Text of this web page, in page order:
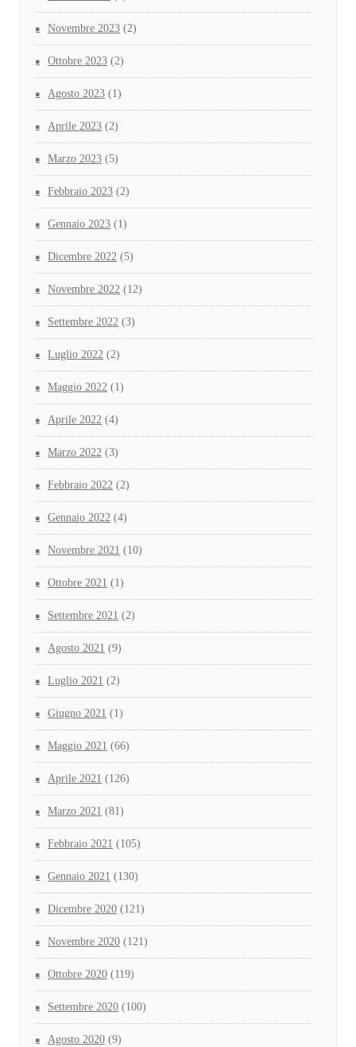
Novembre 2023 (2)
Ottobre 2023 (2)
Agosto 2023 (1)
Aprile 2023 (2)
Marzo 2023 (5)
Febbraio 2023 (2)
Gennaio 2023 (1)
Dicembre 2022 (5)
Novembre 2022 (12)
Settembre 2022 (3)
Luglio 2022 (2)
Maggio 2022 (1)
Aprile 2022 (4)
Marzo 2022 (3)
Febbraio 2022 (2)
Gennaio 2022 (4)
Novembre 2021 (10)
Ottobre 2021 (1)
Settembre 2021 (2)
Agosto 2021 (9)
Luglio 2021 (2)
Giugno 2021 (1)
Maggio 2021 (66)
Aprile 2021 (126)
Marzo 2021 (81)
Febbraio 2021 (105)
Gennaio 2021 (130)
Dicembre 2020 (121)
Novembre 2020 (121)
Ottobre 2020 (119)
Settembre 2020 (100)
Agosto 2020 (9)